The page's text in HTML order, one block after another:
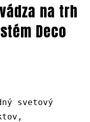
na trh
Deco
svetový